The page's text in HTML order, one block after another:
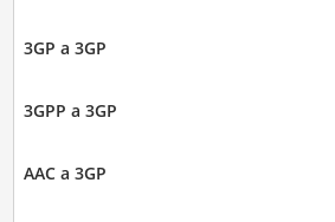
3GP a 3GP
3GPP a 3GP
AAC a 3GP